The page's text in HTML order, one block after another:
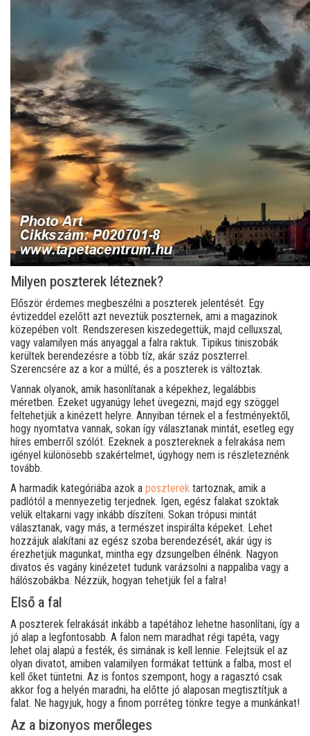
Milyen poszterek léteznek?
Először érdemes megbeszélni a poszterek jelentését. Egy
évtizeddel ezelőtt azt neveztük poszternek, ami a magazinok
közepében volt. Rendszeresen kiszedegettük, majd celluxszal,
vagy valamilyen más anyaggal a falra raktuk. Tipikus tiniszobák
kerültek berendezésre a több tíz, akár száz poszterrel.
Szerencsére az a kor a múlté, és a poszterek is változtak.
Vannak olyanok, amik hasonlítanak a képekhez, legalábbis
méretben. Ezeket ugyanúgy lehet üvegezni, majd egy szöggel
feltehetjük a kinézett helyre. Annyiban térnek el a festményektől,
hogy nyomtatva vannak, sokan így választanak mintát, esetleg egy
híres emberről szólót. Ezeknek a posztereknek a felrakása nem
igényel különösebb szakértelmet, úgyhogy nem is részleteznénk
tovább.
A harmadik kategóriába azok a poszterek tartoznak, amik a
padlótól a mennyezetig terjednek. Igen, egész falakat szoktak
velük eltakarni vagy inkább díszíteni. Sokan trópusi mintát
választanak, vagy más, a természet inspirálta képeket. Lehet
hozzájuk alakítani az egész szoba berendezését, akár úgy is
érezhetjük magunkat, mintha egy dzsungelben élnénk. Nagyon
divatos és vagány kinézetet tudunk varázsolni a nappaliba vagy a
hálószobákba. Nézzük, hogyan tehetjük fel a falra!
Első a fal
A poszterek felrakását inkább a tapétához lehetne hasonlítani, így a
jó alap a legfontosabb. A falon nem maradhat régi tapéta, vagy
lehet olaj alapú a festék, és simának is kell lennie. Felejtsük el az
olyan divatot, amiben valamilyen formákat tettünk a falba, most el
kell őket tüntetni. Az is fontos szempont, hogy a ragasztó csak
akkor fog a helyén maradni, ha előtte jó alaposan megtisztítjuk a
falat. Ne hagyjuk, hogy a finom porréteg tönkre tegye a munkánkat!
Az a bizonyos merőleges